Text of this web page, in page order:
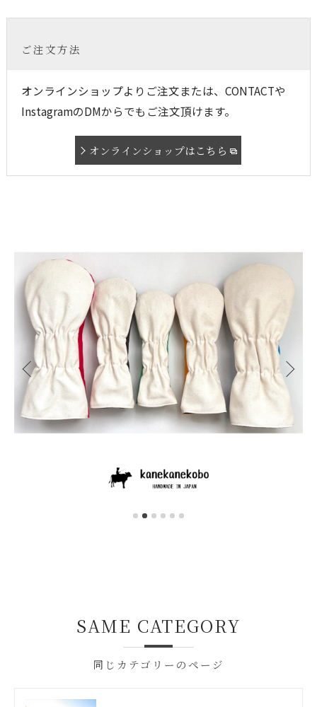
ご注文方法
オンラインショップよりご注文または、CONTACTや
InstagramのDMからでもご注文頂けます。
オンラインショップはこちら
同じカテゴリーのページ
SAME CATEGORY